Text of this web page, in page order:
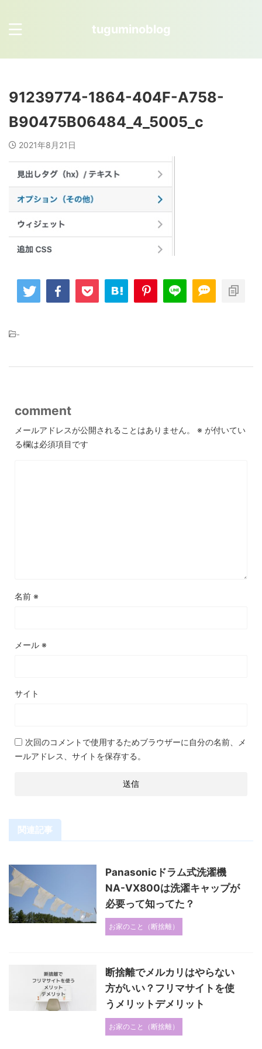
tuguminoblog
91239774-1864-404F-A758-
B90475B06484_4_5005_c
2021年8月21日
-
comment
メールアドレスが公開されることはありません。 ※ が付いてい
る欄は必須項目です
名前 ※
メール ※
サイト
次回のコメントで使用するためブラウザーに自分の名前、メ
ールアドレス、サイトを保存する。
関連記事
Panasonicドラム式洗濯機
NA-VX800は洗濯キャップが
必要って知ってた？
お家のこと（断捨離）
断捨離でメルカリはやらない
方がいい？フリマサイトを使
うメリットデメリット
お家のこと（断捨離）